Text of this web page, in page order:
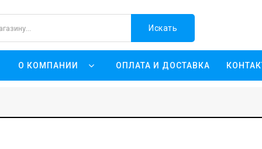
Искать
О КОМПАНИИ ОПЛАТА И ДОСТАВКА